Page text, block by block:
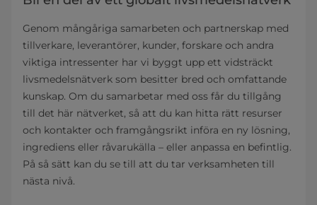
Genom mångåriga samarbeten och partnerskap med
tillverkare, leverantörer, kunder, forskare och andra
viktiga intressenter har vi byggt upp ett vidsträckt
livsmedelsnätverk som besitter bred och omfattande
kunskap. Om du samarbetar med oss får du tillgång
till det här nätverket, så att du kan hitta rätt resurser
och kontakter och framgångsrikt införa en ny lösning,
ingrediens eller råvarukälla – eller anpassa en befintlig.
På så sätt kan du se till att du tar verksamheten till
nästa nivå.